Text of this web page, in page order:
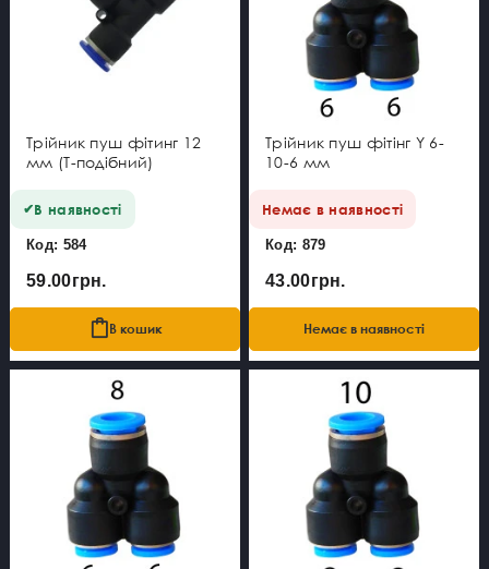
Трійник пуш фітинг 12
мм (Т-подібний)
В наявності
Код: 584
59.00грн.
В кошик
Трійник пуш фітінг Y 6-
10-6 мм
Немає в наявності
Код: 879
43.00грн.
Немає в наявності